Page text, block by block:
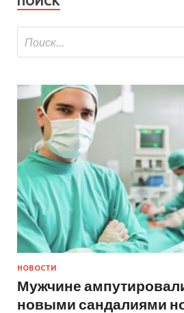
НОВОСТИ
Мужчине
новыми сандалиями